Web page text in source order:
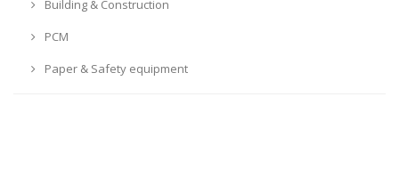
Building & Construction
PCM
Paper & Safety equipment